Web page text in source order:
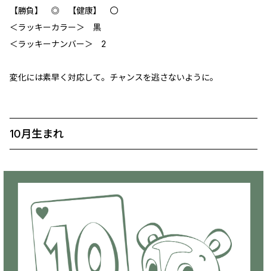
【勝負】 ◎ 【健康】 〇
＜ラッキーカラー＞ 黒
＜ラッキーナンバー＞ 2
変化には素早く対応して。チャンスを逃さないように。
10月生まれ